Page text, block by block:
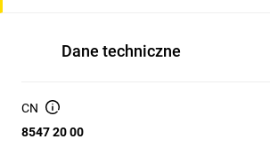
Dane techniczne
CN
8547 20 00